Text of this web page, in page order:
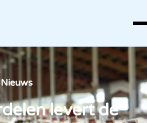
Nieuws
levert de